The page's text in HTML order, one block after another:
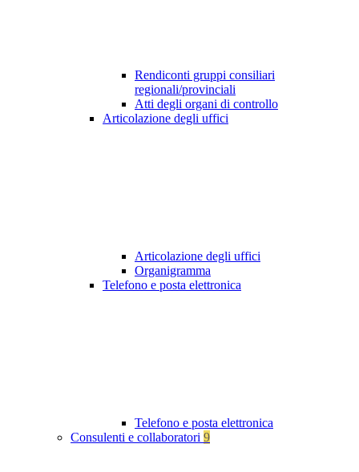
Rendiconti gruppi consiliari
regionali/provinciali
Atti degli organi di controllo
Articolazione degli uffici
Articolazione degli uffici
Organigramma
Telefono e posta elettronica
Telefono e posta elettronica
Consulenti e collaboratori 9